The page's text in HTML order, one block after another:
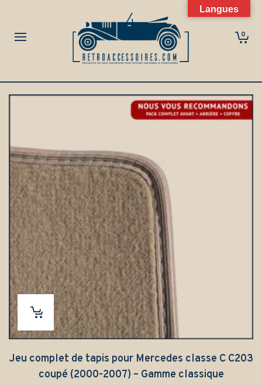
0
Jeu complet de tapis pour Mercedes classe C C203
coupé (2000-2007) – Gamme classique
Langues